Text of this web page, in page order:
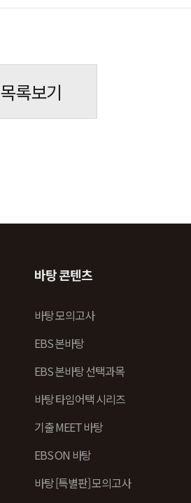
목록보기
바탕 콘텐츠
바탕 모의고사
EBS 본바탕
EBS 본바탕 선택과목
바탕 타임어택 시리즈
기출 MEET 바탕
EBS ON 바탕
바탕 [특별판] 모의고사